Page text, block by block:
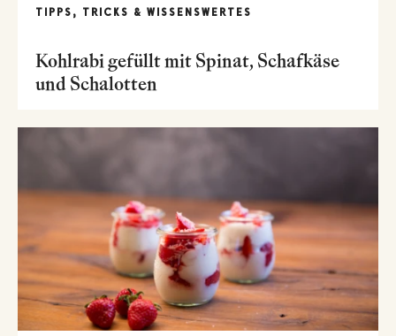
TIPPS, TRICKS & WISSENSWERTES
Kohlrabi gefüllt mit Spinat, Schafkäse
und Schalotten